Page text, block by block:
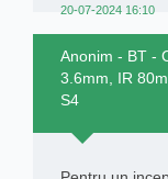
20-07-2024 16:10
Anonim - BT -
3.6mm, IR
S4